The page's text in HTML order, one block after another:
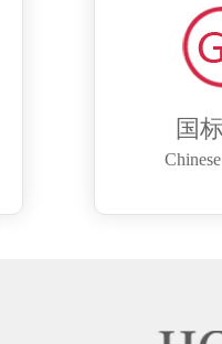
国